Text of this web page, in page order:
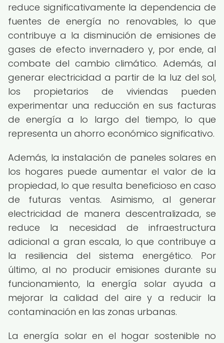
reduce significativamente la dependencia de
fuentes de energía no renovables, lo que
contribuye a la disminución de emisiones de
gases de efecto invernadero y, por ende, al
combate del cambio climático. Además, al
generar electricidad a partir de la luz del sol,
los propietarios de viviendas pueden
experimentar una reducción en sus facturas
de energía a lo largo del tiempo, lo que
representa un ahorro económico significativo.
Además, la instalación de paneles solares en
los hogares puede aumentar el valor de la
propiedad, lo que resulta beneficioso en caso
de futuras ventas. Asimismo, al generar
electricidad de manera descentralizada, se
reduce la necesidad de infraestructura
adicional a gran escala, lo que contribuye a
la resiliencia del sistema energético. Por
último, al no producir emisiones durante su
funcionamiento, la energía solar ayuda a
mejorar la calidad del aire y a reducir la
contaminación en las zonas urbanas.
La energía solar en el hogar sostenible no